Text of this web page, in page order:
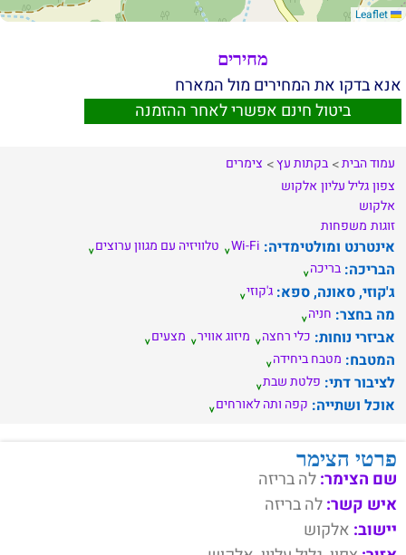
מחירים
אנא בדקו את המחירים מול המארח
ביטול חינם אפשרי לאחר ההזמנה
עמוד הבית בקתות עץ
צימרים
צפוןגליל עליון אלקוש
אלקוש
זוגות משפחות
אינטרנט ומולטימדיה: Wi-Fi טלוויזיה עם מגוון ערוצים
הבריכה: בריכה
ג'קוזי, סאונה, ספא: ג'קוזי
מה בחצר: חניה
אביזרי נוחות: כלי רחצה מיזוג אוויר מצעים
המטבח: מטבח ביחידה
לציבור דתי: פלטת שבת
אוכל ושתייה: קפה ותה לאורחים
פרטי הצימר
שם הצימר:לה בריזה
איש קשר:לה בריזה
יישוב: אלקוש